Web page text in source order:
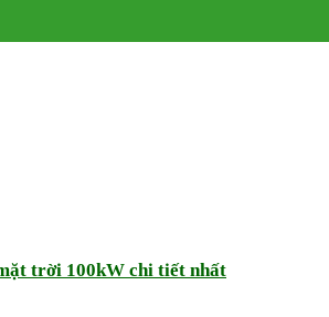
trời 100kW chi tiết nhất